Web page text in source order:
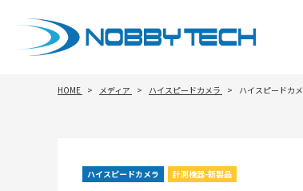
HOME メディア ハイスピードカメラ ハイスピードカ
ハイスピードカメラ 計測機器-新製品